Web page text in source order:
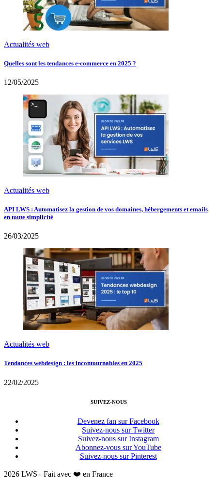
Actualités web
Quelles sont les tendances e-commerce en 2025 ?
12/05/2025
Actualités web
API LWS : Automatisez la gestion de vos domaines, hébergements et emails
en toute simplicité
26/03/2025
Actualités web
Tendances webdesign : les incontournables en 2025
22/02/2025
SUIVEZ-NOUS
Devenez fan sur Facebook
Suivez-nous sur Twitter
Suivez-nous sur Instagram
Abonnez-vous sur YouTube
Suivez-nous sur Pinterest
2026 LWS - Fait avec ❤️ en France